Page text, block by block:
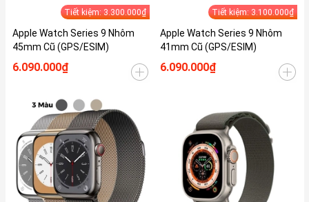
Tiết kiệm: 3.300.000₫
Apple Watch Series 9 Nhôm
45mm Cũ (GPS/ESIM)
6.090.000₫
Tiết kiệm: 3.100.000₫
Apple Watch Series 9 Nhôm
41mm Cũ (GPS/ESIM)
6.090.000₫